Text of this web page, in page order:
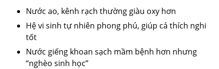
Nước ao, kênh rạch thường giàu oxy hơn
Hệ vi sinh tự nhiên phong phú, giúp cá thích nghi
tốt
Nước giếng khoan sạch mầm bệnh hơn nhưng
“nghèo sinh học”